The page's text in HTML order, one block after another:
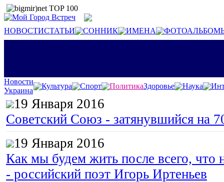
НОВОСТИСТАТЬИ СОННИК ИМЕНА
Новости
Украина
Культура Спорт ПолитикаЗдоровье Наука
19 Января 2016
Советский Союз - затянувшийся на
19 Января 2016
Как мы будем жить после всего, что
- российский поэт Игорь Иртеньев